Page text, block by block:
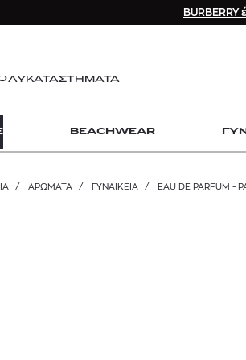
BEACHWEAR
/ ΑΡΩΜΑΤΑ / ΓΥΝΑΙΚΕΊΑ / EAU DE PARFUM -